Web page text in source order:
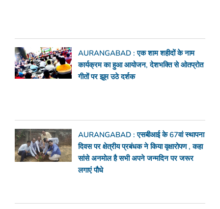
AURANGABAD : एक शाम शहीदों के नाम
कार्यक्रम का हुआ आयोजन, देशभक्ति से ओतप्रोत
गीतों पर झूम उठे दर्शक
AURANGABAD : एसबीआई के 67वां स्थापना
दिवस पर क्षेत्रीय प्रबंधक ने किया वृक्षारोपण , कहा
सांसे अनमोल है सभी अपने जन्मदिन पर जरूर
लगाएं पौधे